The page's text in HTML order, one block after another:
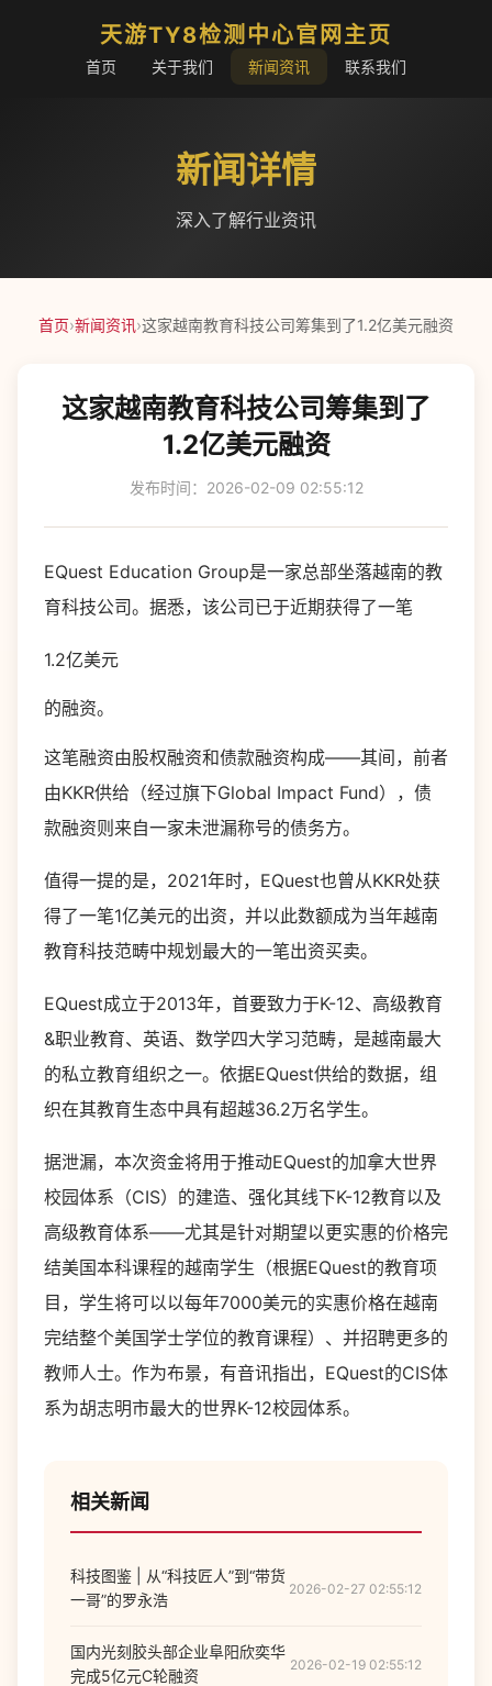
天游TY8检测中心官网主页
首页 关于我们 新闻资讯 联系我们
新闻详情
深入了解行业资讯
首页›新闻资讯›这家越南教育科技公司筹集到了1.2亿美元融资
这家越南教育科技公司筹集到了
1.2亿美元融资
发布时间：2026-02-09 02:55:12
EQuest Education Group是一家总部坐落越南的教
育科技公司。据悉，该公司已于近期获得了一笔
1.2亿美元
的融资。
这笔融资由股权融资和债款融资构成——其间，前者
由KKR供给（经过旗下Global Impact Fund），债
款融资则来自一家未泄漏称号的债务方。
值得一提的是，2021年时，EQuest也曾从KKR处获
得了一笔1亿美元的出资，并以此数额成为当年越南
教育科技范畴中规划最大的一笔出资买卖。
EQuest成立于2013年，首要致力于K-12、高级教育
&职业教育、英语、数学四大学习范畴，是越南最大
的私立教育组织之一。依据EQuest供给的数据，组
织在其教育生态中具有超越36.2万名学生。
据泄漏，本次资金将用于推动EQuest的加拿大世界
校园体系（CIS）的建造、强化其线下K-12教育以及
高级教育体系——尤其是针对期望以更实惠的价格完
结美国本科课程的越南学生（根据EQuest的教育项
目，学生将可以以每年7000美元的实惠价格在越南
完结整个美国学士学位的教育课程）、并招聘更多的
教师人士。作为布景，有音讯指出， EQuest的CIS体
系为胡志明市最大的世界K-12校园体系。
相关新闻
科技图鉴 | 从“科技匠人”到“带货
一哥”的罗永浩
2026-02-27 02:55:12
国内光刻胶头部企业阜阳欣奕华
完成5亿元C轮融资
2026-02-19 02:55:12